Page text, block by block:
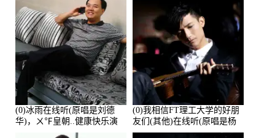
(0)冰雨在线听(原唱是刘德
华)，ㄨ℉皇朝..健康快乐演
唱点播:26643次
(0)我相信FT理工大学的好朋
友们(其他)在线听(原唱是杨
培安)，老乔演唱点播:23714